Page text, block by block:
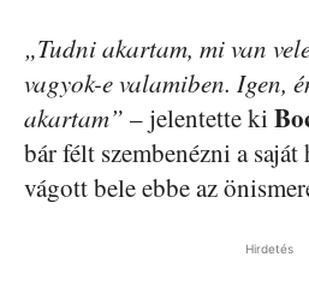
„Tudni akartam, mi van
vagyok-e valamiben. Igen,
akartam” – jelentette ki
bár félt szembenézni a
vágott bele ebbe az
Hirdetés